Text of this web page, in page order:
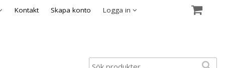
Kontakt Skapa konto Logga in